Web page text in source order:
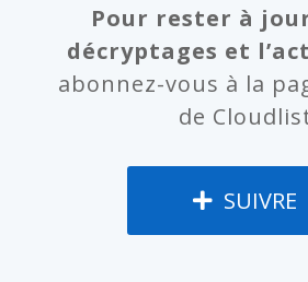
Pour rester à
décryptages et
abonnez-vous à la
de
SUIVRE